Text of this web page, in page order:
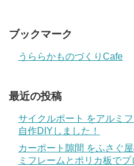
ブックマーク
うららかものづくりCafe
最近の投稿
サイクルポート をアルミ
自作DIYしました！
カーポート隙間 をふさぐ
ミフレームとポリカ板でプ